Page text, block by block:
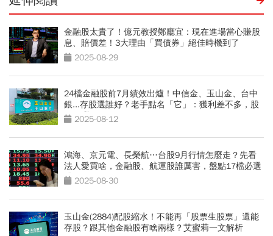
金融股太貴了！億元教授鄭廳宜：現在進場當心賺股
息、賠價差！3大理由「買債券」絕佳時機到了
2025-08-29
24檔金融股前7月績效出爐！中信金、玉山金、台中
銀...存股選誰好？老手點名「它」：獲利差不多，股
價更甜
2025-08-12
鴻海、京元電、長榮航…台股9月行情怎麼走？先看
法人愛買啥，金融股、航運股誰厲害，盤點17檔必選
股 2025-08-30
玉山金(2884)配股縮水！不能再「股票生股票」還能
存股？跟其他金融股有啥兩樣？艾蜜莉一文解析